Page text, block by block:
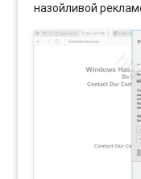
назойливой